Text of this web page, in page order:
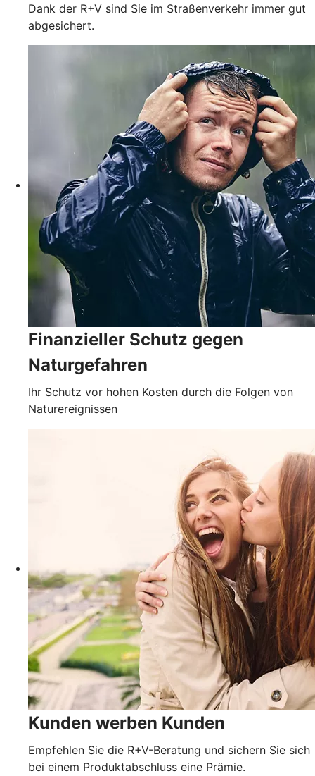
Dank der R+V sind Sie im Straßenverkehr immer gut
abgesichert.
Finanzieller Schutz gegen
Naturgefahren
Ihr Schutz vor hohen Kosten durch die Folgen von
Naturereignissen
Kunden werben Kunden
Empfehlen Sie die R+V-Beratung und sichern Sie sich
bei einem Produktabschluss eine Prämie.